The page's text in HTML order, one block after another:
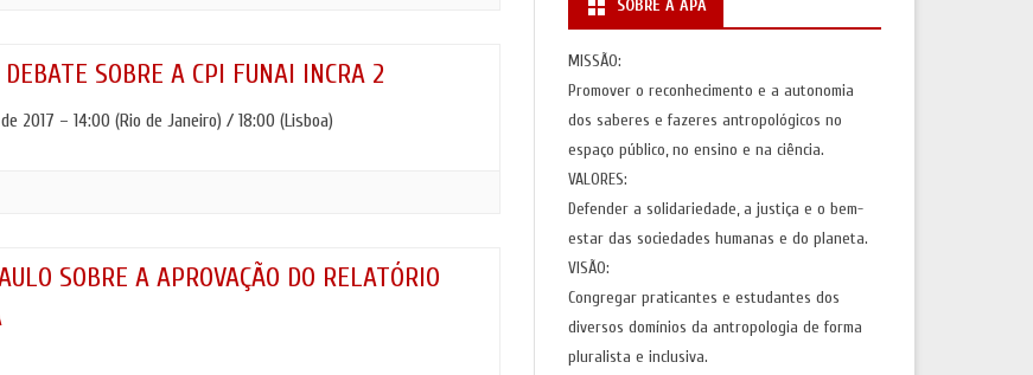
SOBRE A CPI FUNAI INCRA 2
2017 – 14:00 (Rio de Janeiro) / 18:00 (Lisboa)
SOBRE A APROVAÇÃO DO RELATÓRIO
SOBRE A APA
MISSÃO:
Promover o reconhecimento e a autonomia
dos saberes e fazeres antropológicos no
espaço público, no ensino e na ciência.
VALORES:
Defender a solidariedade, a justiça e o bem-
estar das sociedades humanas e do planeta.
VISÃO:
Congregar praticantes e estudantes dos
diversos domínios da antropologia de forma
pluralista e inclusiva.